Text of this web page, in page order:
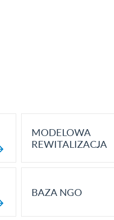
MODELOWA
REWITALIZACJA
BAZA NGO